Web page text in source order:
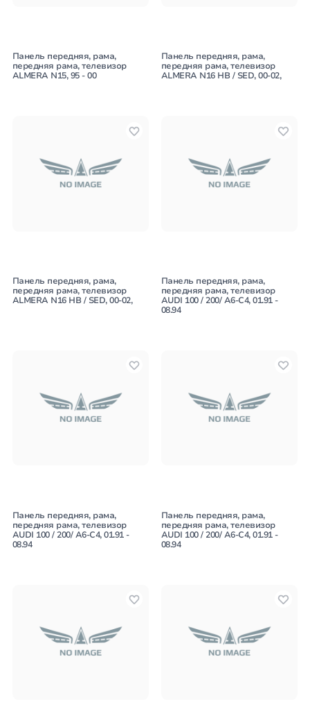
Панель передняя, рама,
передняя рама, телевизор
ALMERA N15, 95 - 00
Панель передняя, рама,
передняя рама, телевизор
ALMERA N16 HB / SED, 00-02,
Панель передняя, рама,
передняя рама, телевизор
ALMERA N16 HB / SED, 00-02,
Панель передняя, рама,
передняя рама, телевизор
AUDI 100 / 200/ A6-C4, 01.91 -
08.94
Панель передняя, рама,
передняя рама, телевизор
AUDI 100 / 200/ A6-C4, 01.91 -
08.94
Панель передняя, рама,
передняя рама, телевизор
AUDI 100 / 200/ A6-C4, 01.91 -
08.94